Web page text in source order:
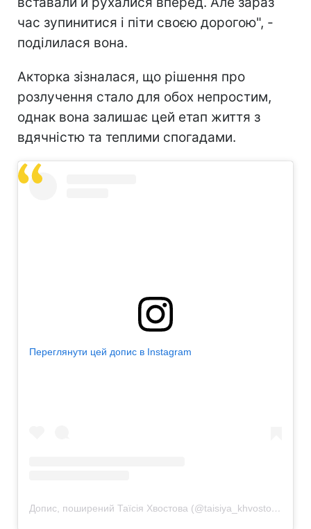
час зупинитися і піти своєю дорогою", -
поділилася вона.
Акторка зізналася, що рішення про
розлучення стало для обох непростим,
однак вона залишає цей етап життя з
вдячністю та теплими спогадами.
Переглянути цей допис в Instagram
Допис, поширений Таїсія Хвостова (@taisiya_khvostova)